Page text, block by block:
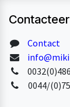
Contact
0044/